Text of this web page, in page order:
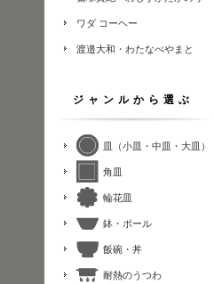
ワダ コーヘー
渡邉大和・わたなべやまと
ジャンルから選ぶ
皿（小皿・中皿・大皿）
角皿
輪花皿
鉢・ボール
飯碗・丼
耐熱のうつわ